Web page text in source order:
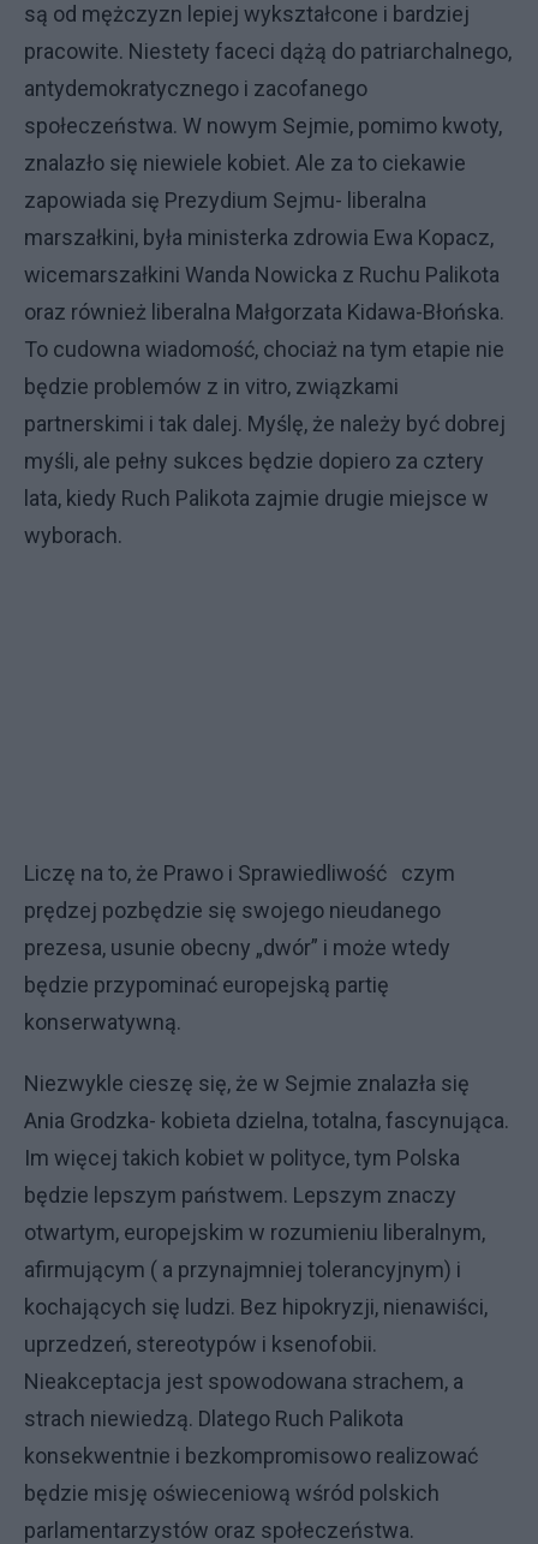
są od mężczyzn lepiej wykształcone i bardziej
pracowite. Niestety faceci dążą do patriarchalnego,
antydemokratycznego i zacofanego
społeczeństwa. W nowym Sejmie, pomimo kwoty,
znalazło się niewiele kobiet. Ale za to ciekawie
zapowiada się Prezydium Sejmu- liberalna
marszałkini, była ministerka zdrowia Ewa Kopacz,
wicemarszałkini Wanda Nowicka z Ruchu Palikota
oraz również liberalna Małgorzata Kidawa-Błońska.
To cudowna wiadomość, chociaż na tym etapie nie
będzie problemów z in vitro, związkami
partnerskimi i tak dalej. Myślę, że należy być dobrej
myśli, ale pełny sukces będzie dopiero za cztery
lata, kiedy Ruch Palikota zajmie drugie miejsce w
wyborach.
Liczę na to, że Prawo i Sprawiedliwość
czym
prędzej pozbędzie się swojego nieudanego
prezesa, usunie obecny „dwór” i może wtedy
będzie przypominać europejską partię
konserwatywną.
Niezwykle cieszę się, że w Sejmie znalazła się
Ania Grodzka- kobieta dzielna, totalna, fascynująca.
Im więcej takich kobiet w polityce, tym Polska
będzie lepszym państwem. Lepszym znaczy
otwartym, europejskim w rozumieniu liberalnym,
afirmującym ( a przynajmniej tolerancyjnym) i
kochających się ludzi. Bez hipokryzji, nienawiści,
uprzedzeń, stereotypów i ksenofobii.
Nieakceptacja jest spowodowana strachem, a
strach niewiedzą. Dlatego Ruch Palikota
konsekwentnie i bezkompromisowo realizować
będzie misję oświeceniową wśród polskich
parlamentarzystów oraz społeczeństwa.